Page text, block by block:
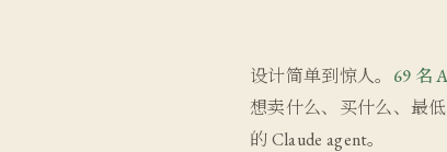
设计简单到惊人。 69 名
想卖什么、买什么、最
的 Claude agent。